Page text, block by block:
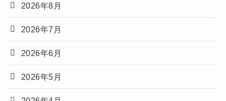
2026年8月
2026年7月
2026年6月
2026年5月